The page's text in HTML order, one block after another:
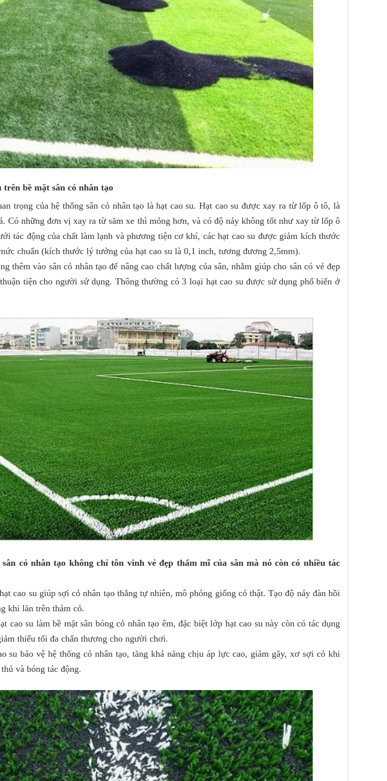
trên bề mặt sân cỏ nhân tạo
trọng của hệ thống sân cỏ nhân tạo là hạt cao su. Hạt cao su được xay ra từ lốp ô tô, là
Có những đơn vị xay ra từ săm xe thì mỏng hơn, và có độ nảy không tốt như xay từ lốp ô
tác động của chất làm lạnh và phương tiện cơ khí, các hạt cao su được giảm kích thước
chuẩn (kích thước lý tưởng của hạt cao su là 0,1 inch, tương đương 2,5mm).
thêm vào sân cỏ nhân tạo để nâng cao chất lượng của sân, nhằm giúp cho sân có vẻ đẹp
tiện cho người sử dụng. Thông thường có 3 loại hạt cao su được sử dụng phổ biến ở
cỏ nhân tạo không chỉ tôn vinh vẻ đẹp thẩm mĩ của sân mà nó còn có nhiều tác
cao su giúp sợi cỏ nhân tạo thẳng tự nhiên, mô phỏng giống cỏ thật. Tạo độ nảy đàn hồi
khi lăn trên thảm cỏ.
cao su làm bề mặt sân bóng cỏ nhân tạo êm, đặc biệt lớp hạt cao su này còn có tác dụng
thiểu tối đa chấn thương cho người chơi.
su bảo vệ hệ thống cỏ nhân tạo, tăng khả năng chịu áp lực cao, giảm gãy, xơ sợi cỏ khi
và bóng tác động.